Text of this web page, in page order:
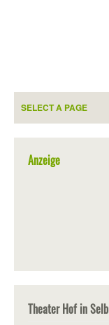
Anzeige
Theater Hof in